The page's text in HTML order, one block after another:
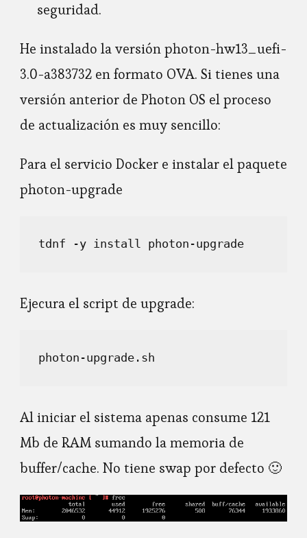
seguridad.
He instalado la versión photon-hw13_uefi-
3.0-a383732 en formato OVA. Si tienes una
versión anterior de Photon OS el proceso
de actualización es muy sencillo:
Para el servicio Docker e instalar el paquete
photon-upgrade
Ejecura el script de upgrade:
Al iniciar el sistema apenas consume 121
Mb de RAM sumando la memoria de
buffer/cache. No tiene swap por defecto 🙂